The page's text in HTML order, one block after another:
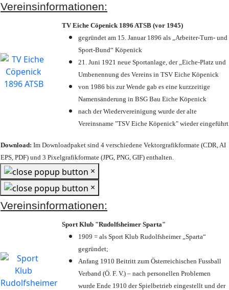
Vereinsinformationen:
TV Eiche Cöpenick 1896 ATSB (vor 1945)
gegründet am 15. Januar 1896 als „Arbeiter-Turn- und
Sport-Bund“ Köpenick
21. Juni 1921 neue Sportanlage, der „Eiche-Platz und
Umbenennung des Vereins in TSV Eiche Köpenick
von 1986 bis zur Wende gab es eine kurzzeitige
Namensänderung in BSG Bau Eiche Köpenick
nach der Wiedervereinigung wurde der alte
Vereinsname "TSV Eiche Köpenick" wieder eingeführt
Download: Im Downloadpaket sind 4 verschiedene Vektorgrafikformate (CDR, AI
EPS, PDF) und 3 Pixelgrafikformate (JPG, PNG, GIF) enthalten.
×
×
Vereinsinformationen:
Sport Klub "Rudolfsheimer Sparta"
1909 = als Sport Klub Rudolfsheimer „Sparta“
gegründet;
Anfang 1910 Beitritt zum Österreichischen Fussball
Verband (Ö. F. V.) – nach personellen Problemen
wurde Ende 1910 der Spielbetrieb eingestellt und der